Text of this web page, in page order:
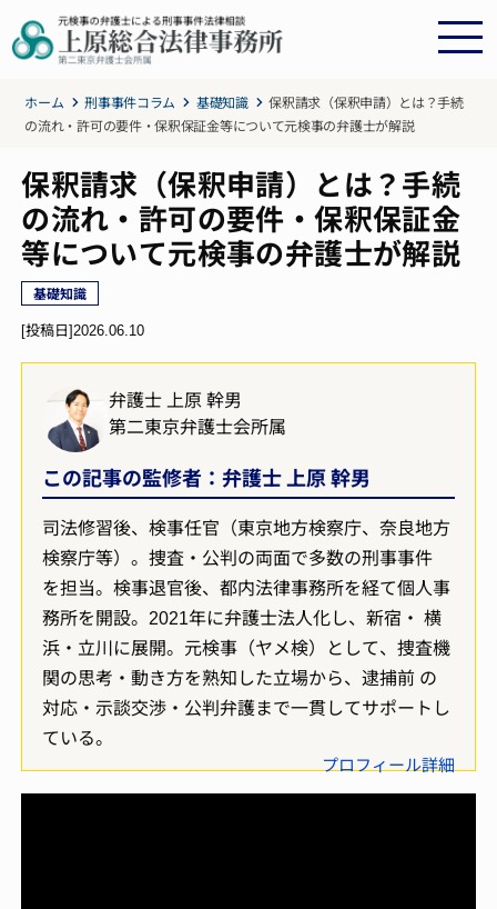
ホーム 刑事事件コラム 基礎知識
保釈請求（保釈申請）とは？手続
の流れ・許可の要件・保釈保証金等について元検事の弁護士が解説
保釈請求（保釈申請）とは？手続
の流れ・許可の要件・保釈保証金
等について元検事の弁護士が解説
基礎知識
[投稿日]2026.06.10
弁護士 上原 幹男
第二東京弁護士会所属
この記事の監修者：弁護士 上原 幹男
司法修習後、検事任官（東京地方検察庁、奈良地方
検察庁等）。捜査・公判の両面で多数の刑事事件
を担当。検事退官後、都内法律事務所を経て個人事
務所を開設。2021年に弁護士法人化し、新宿・ 横
浜・立川に展開。元検事（ヤメ検）として、捜査機
関の思考・動き方を熟知した立場から、逮捕前 の
対応・示談交渉・公判弁護まで一貫してサポートし
ている。
プロフィール詳細